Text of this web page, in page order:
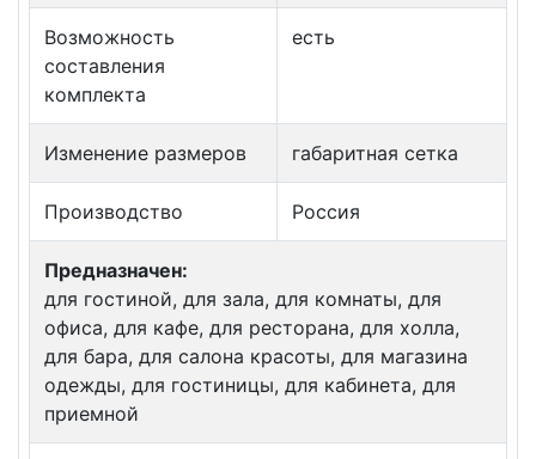
Возможность
составления
комплекта
есть
Изменение размеров габаритная сетка
Производство Россия
Предназначен:
для гостиной, для зала, для комнаты, для
офиса, для кафе, для ресторана, для холла,
для бара, для салона красоты, для магазина
одежды, для гостиницы, для кабинета, для
приемной